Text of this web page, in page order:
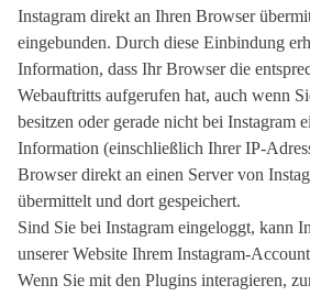
Instagram direkt an Ihren Browser
eingebunden. Durch diese Einbindung
Information, dass Ihr Browser die
Webauftritts aufgerufen hat, auch wenn
besitzen oder gerade nicht bei Instagram
Information (einschließlich Ihrer IP-
Browser direkt an einen Server von
übermittelt und dort gespeichert.
Sind Sie bei Instagram eingeloggt, kann
unserer Website Ihrem Instagram-
Wenn Sie mit den Plugins interagieren,